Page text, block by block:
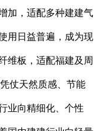
加，适配多种建建气
用日益普遍，成为现
维板，适配福建及周
仗天然质感、节能
业向精细化、个性